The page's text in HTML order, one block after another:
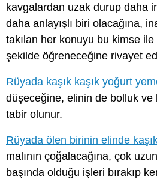
kavgalardan uzak durup daha
daha anlayışlı biri olacağına,
takılan her konuyu bu kimse
şekilde öğreneceğine rivayet
Rüyada kaşık kaşık yoğurt
düşeceğine, elinin de bolluk ve
tabir olunur.
Rüyada ölen birinin elinde
malının çoğalacağına, çok
başında olduğu işleri bırakıp